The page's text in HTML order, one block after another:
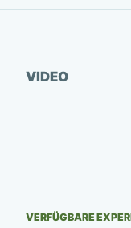
VIDEOVideo ansehen
VERFÜGBARE